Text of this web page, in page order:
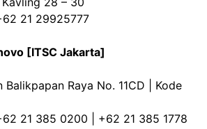
21 29925777
[ITSC Jakarta]
Balikpapan Raya No. 11CD | Kode
21 385 0200 | +62 21 385 1778